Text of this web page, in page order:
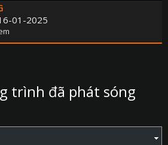
01-2025
trình đã phát sóng